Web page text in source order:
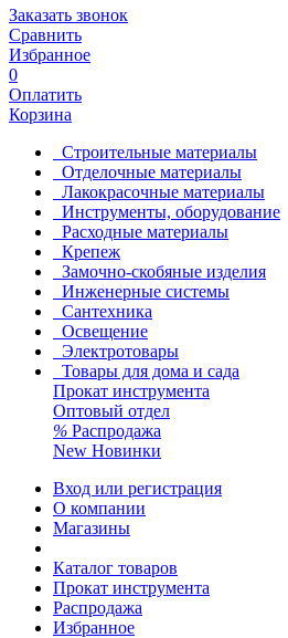
Заказать звонок
Сравнить
Избранное
0
Оплатить
Корзина
Строительные материалы
Отделочные материалы
Лакокрасочные материалы
Инструменты, оборудование
Расходные материалы
Крепеж
Замочно-скобяные изделия
Инженерные системы
Сантехника
Освещение
Электротовары
Товары для дома и сада
Прокат инструмента
Оптовый отдел
% Распродажа
New Новинки
Вход или регистрация
О компании
Магазины
Каталог товаров
Прокат инструмента
Распродажа
Избранное